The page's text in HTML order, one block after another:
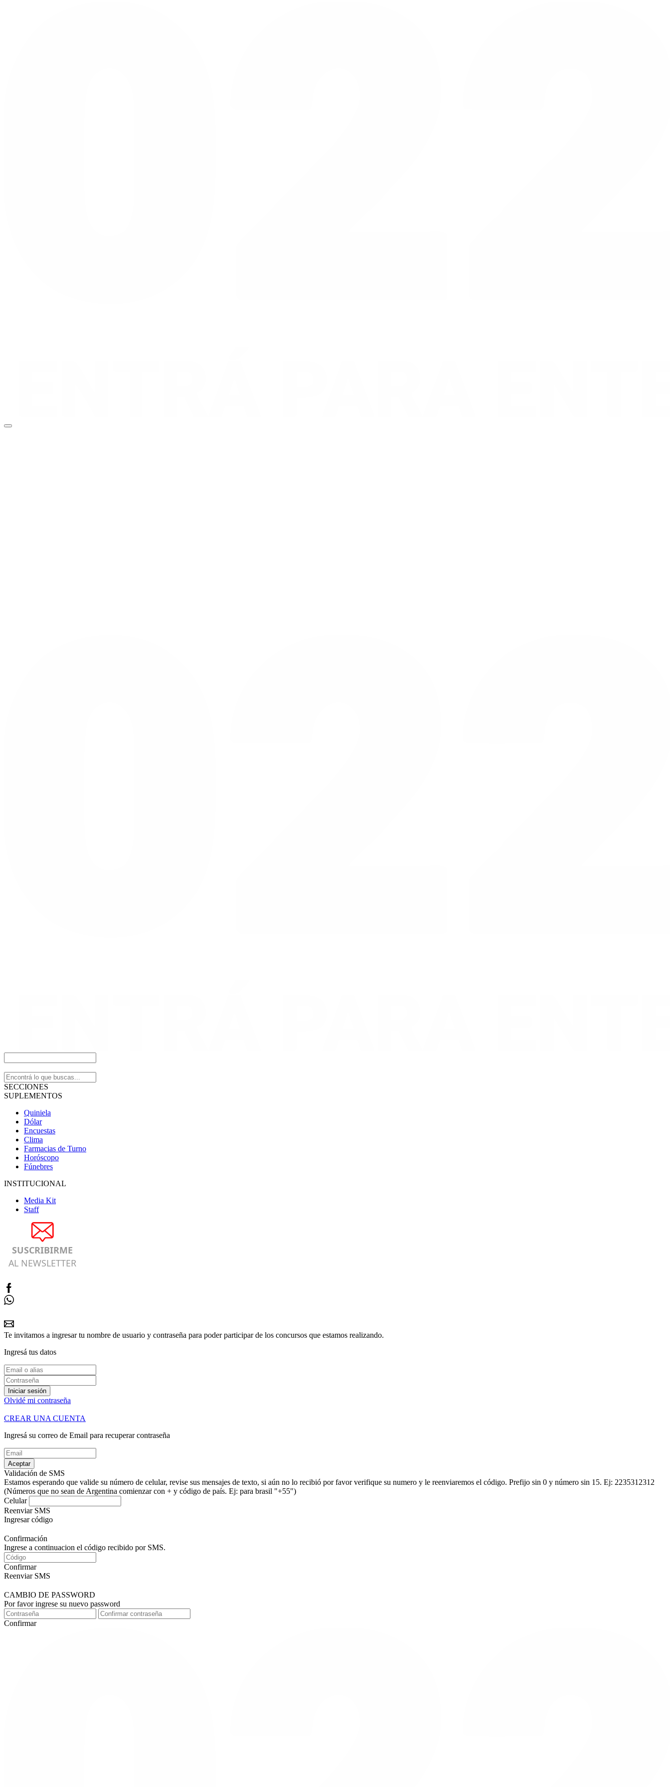
SECCIONES
SUPLEMENTOS
Quiniela
Dólar
Encuestas
Clima
Farmacias de Turno
Horóscopo
Fúnebres
INSTITUCIONAL
Media Kit
Staff
SUSCRIBIRME
AL NEWSLETTER
Te invitamos a ingresar tu nombre de usuario y contraseña para poder participar de los concursos que estamos realizando.
Ingresá tus datos
Iniciar sesión
Olvidé mi contraseña
CREAR UNA CUENTA
Ingresá su correo de Email para recuperar contraseña
Aceptar
Validación de SMS
Estamos esperando que valide su número de celular, revise sus mensajes de texto, si aún no lo recibió por favor verifique su numero y le reenviaremos el código. Prefijo sin 0 y número sin 15. Ej: 2235312312
(Números que no sean de Argentina comienzar con + y código de país. Ej: para brasil "+55")
Celular
Reenviar SMS
Ingresar código
Confirmación
Ingrese a continuacion el código recibido por SMS.
Confirmar
Reenviar SMS
CAMBIO DE PASSWORD
Por favor ingrese su nuevo password
Confirmar